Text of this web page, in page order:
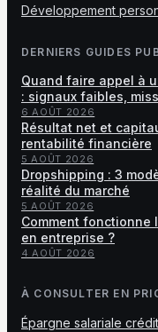
Développement
DERNIERS GUIDES
Quand faire appel à
: signaux faibles,
6 AOÛT 2026
Résultat net et
rentabilité financière
5 AOÛT 2026
Dropshipping : 3
réalité du marché
5 AOÛT 2026
Comment fonctionne
en entreprise ?
4 AOÛT 2026
À CONSULTER EN
Épargne salariale